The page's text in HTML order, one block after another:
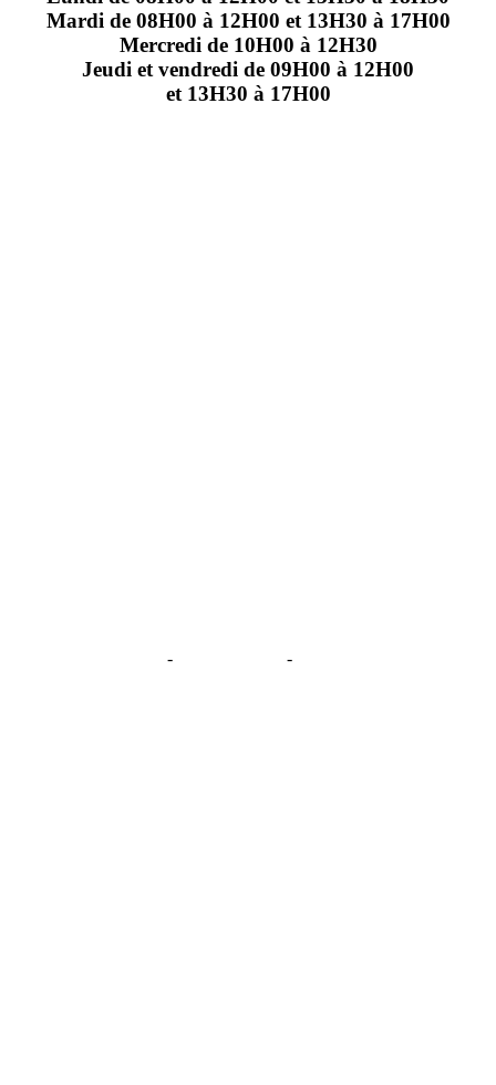
Mardi de 08H00 à 12H00 et 13H30 à 17H00
Mercredi de 10H00 à 12H30
Jeudi et vendredi de 09H00 à 12H00
et 13H30 à 17H00
- -